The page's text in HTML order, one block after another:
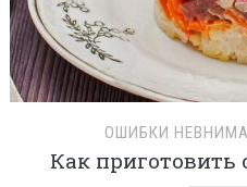
ОШИБКИ
Как приготовить